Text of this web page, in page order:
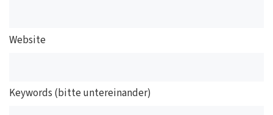
Website
Keywords (bitte untereinander)